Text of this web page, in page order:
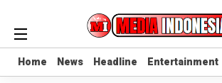
Home News Headline Entertainment
Home News Headline Entertainment